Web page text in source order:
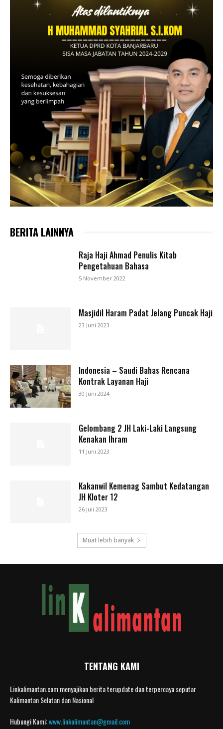
BERITA LAINNYA
Raja Haji Ahmad Penulis Kitab
Pengetahuan Bahasa
5 November 2022
Masjidil Haram Padat Jelang Puncak Haji
23 Juni 2023
Indonesia – Saudi Bahas Rencana
Kontrak Layanan Haji
30 Juni 2024
Gelombang 2 JH Laki-Laki Langsung
Kenakan Ihram
11 Juni 2023
Kakanwil Kemenag Sambut Kedatangan
JH Kloter 12
26 Juli 2023
Muat lebih banyak
TENTANG KAMI
Linkalimantan.com menyajikan berita terupdate dan terpercaya seputar
Kalimantan Selatan dan Nasional
Hubungi Kami:www.linkalimantan@gmail.com